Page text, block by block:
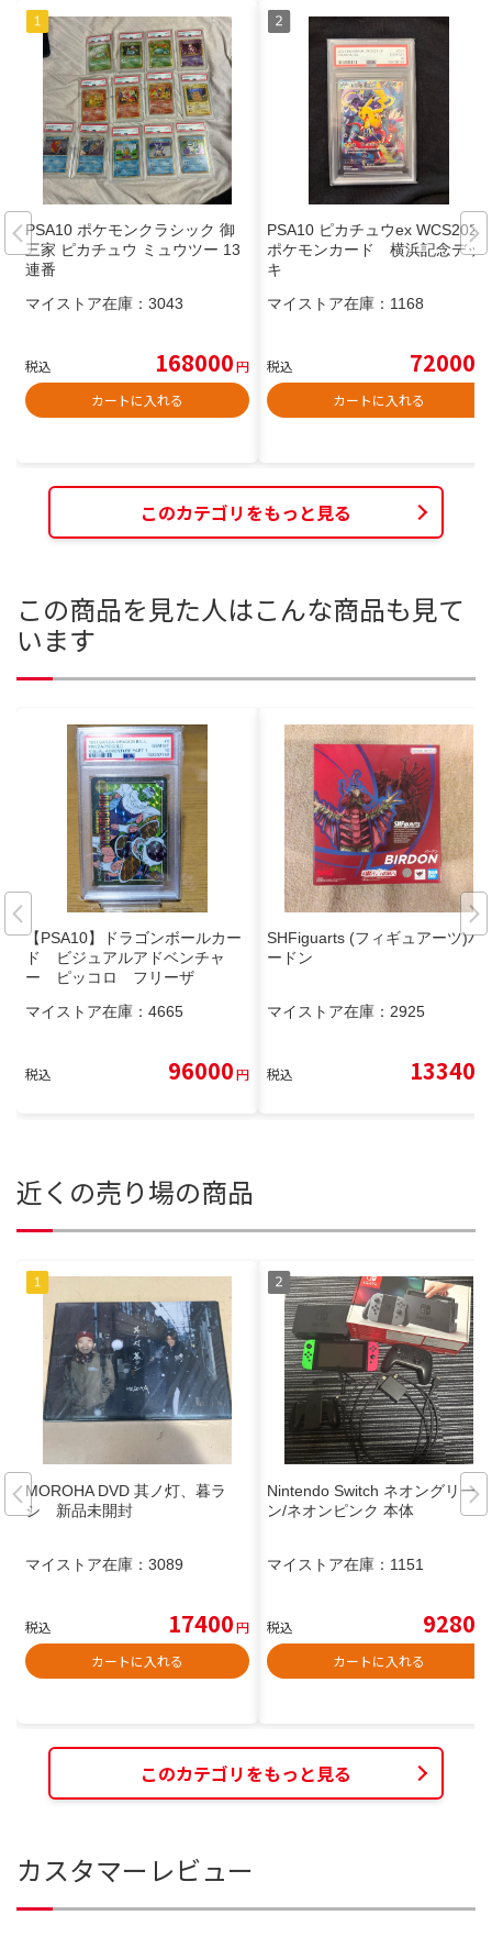
PSA10 ポケモンクラシック 御
三家 ピカチュウ ミュウツー 13
連番
マイストア在庫： 3043
税込 168000円
カートに入れる
PSA10 ピカチュウex WCS2023
ポケモンカード 横浜記念デッ
キ
マイストア在庫： 1168
税込 72000
カートに入れる
このカテゴリをもっと見る
この商品を見た人はこんな商品も見て
います
【PSA10】ドラゴンボールカー
ド ビジュアルアドベンチャ
ー ピッコロ フリーザ
マイストア在庫： 4665
税込 96000円
SHFiguarts (フィギュアーツ)バ
ードン
マイストア在庫： 2925
税込 13340
近くの売り場の商品
MOROHA DVD 其ノ灯、暮ラ
シ 新品未開封
マイストア在庫： 3089
税込 17400円
カートに入れる
Nintendo Switch ネオングリー
ン/ネオンピンク 本体
マイストア在庫： 1151
税込 9280
カートに入れる
このカテゴリをもっと見る
カスタマーレビュー